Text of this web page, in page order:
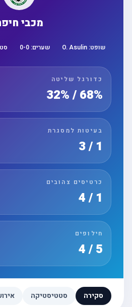
מכבי חיפה
שופט:O. Asulin שערים: 0 -0
כדורגל שליטה
68% / 32%
בעיטות למסגרת
כרטיסים צהובים
חילופים
סקירה סטטיסטיקה